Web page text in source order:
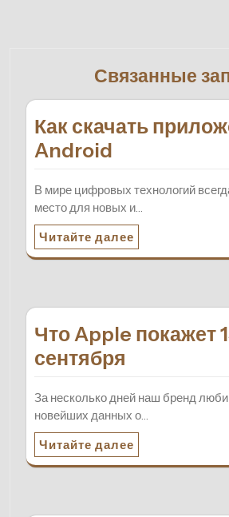
Связанные
Как скачать
Android
В мире цифровых технологий
место для новых и…
Читайте далее
Что Apple покажет
сентября
За несколько дней наш бренд
новейших данных о…
Читайте далее